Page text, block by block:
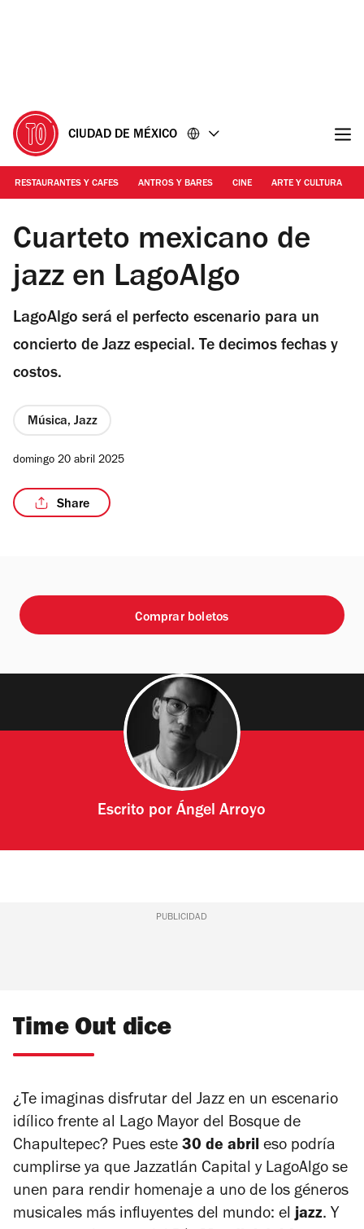
CIUDAD DE MÉXICO
RESTAURANTES Y CAFES ANTROS Y BARES CINE ARTE Y CULTURA
Foto: Cortesía | Habrá concierto de Jazz en LagoAlgo
Cuarteto mexicano de
jazz en LagoAlgo
LagoAlgo será el perfecto escenario para un
concierto de Jazz especial. Te decimos fechas y
costos.
Música, Jazz
domingo 20 abril 2025
Share
Comprar boletos
Escrito porÁngel Arroyo
PUBLICIDAD
Time Out dice
¿Te imaginas disfrutar del Jazz en un escenario
idílico frente al Lago Mayor del Bosque de
Chapultepec? Pues este 30 de abril eso podría
cumplirse ya que Jazzatlán Capital y LagoAlgo se
unen para rendir homenaje a uno de los géneros
musicales más influyentes del mundo: eljazz. Y